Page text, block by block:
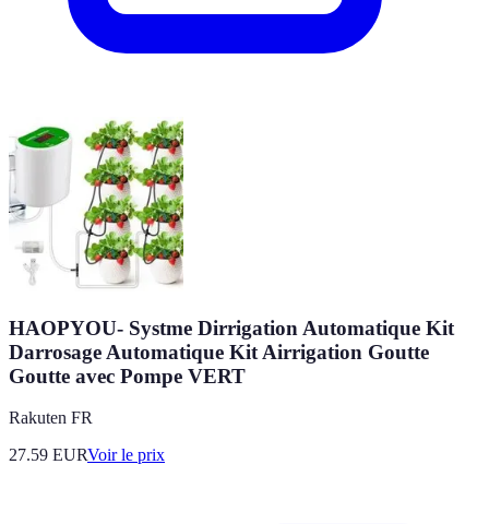
HAOPYOU- Systme Dirrigation Automatique Kit
Darrosage Automatique Kit Airrigation Goutte
Goutte avec Pompe VERT
Rakuten FR
27.59 EURVoir le prix